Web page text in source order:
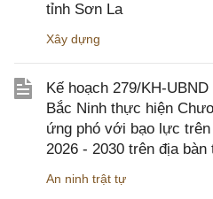
tỉnh Sơn La
Xây dựng
Kế hoạch 279/KH-
Bắc Ninh thực hiện
ứng phó với bạo lực
2026 - 2030 trên địa bàn
An ninh trật tự